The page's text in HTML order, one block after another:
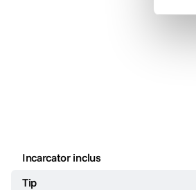
Incarcator inclus
Tip